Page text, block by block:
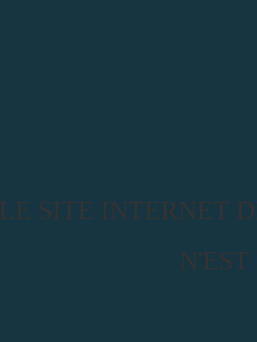
LE SITE INTERNET
N'EST